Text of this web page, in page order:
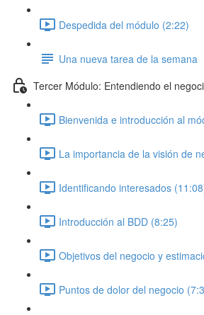
Despedida del módulo (2:22)
Una nueva tarea de la semana
Tercer Módulo: Entendiendo el
Bienvenida e introducción al
La importancia de la visión de
Identificando interesados
Introducción al BDD (8:25)
Objetivos del negocio y
Puntos de dolor del negocio